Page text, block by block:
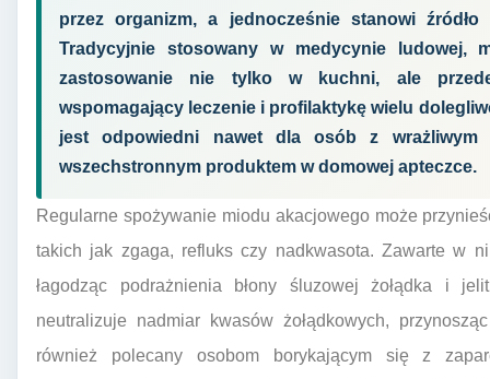
przez organizm, a jednocześnie stanowi
Tradycyjnie stosowany w medycynie ludowej,
zastosowanie nie tylko w kuchni, ale
wspomagający leczenie i profilaktykę wielu
jest odpowiedni nawet dla osób z wrażliwym
wszechstronnym produktem w domowej apteczce.
Regularne spożywanie miodu akacjowego może
takich jak zgaga, refluks czy nadkwasota. Zawarte w
łagodząc podrażnienia błony śluzowej żołądka i
neutralizuje nadmiar kwasów żołądkowych,
również polecany osobom borykającym się z